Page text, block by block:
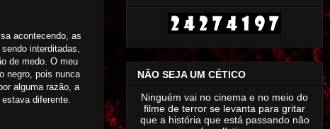
acontecendo, as
interditadas,
de medo. O meu
negro, pois nunca
alguma razão, a
diferente.
NÃO SEJA UM CÉTICO
Ninguém vai no cinema e no meio do
filme de terror se levanta para gritar
que a história que está passando não